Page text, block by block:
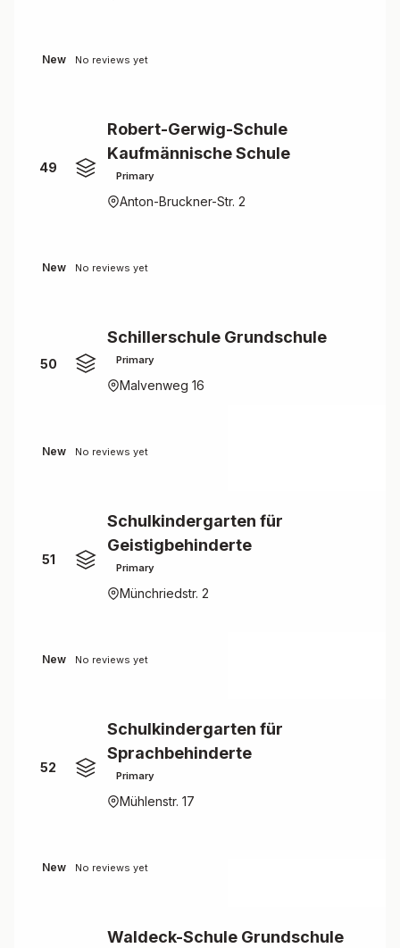
New No reviews yet
49
Robert-Gerwig-Schule
Kaufmännische Schule
Primary
Anton-Bruckner-Str. 2
New No reviews yet
50
Schillerschule Grundschule
Primary
Malvenweg 16
New No reviews yet
51
Schulkindergarten für
Geistigbehinderte
Primary
Münchriedstr. 2
New No reviews yet
52
Schulkindergarten für
Sprachbehinderte
Primary
Mühlenstr. 17
New No reviews yet
Waldeck-Schule Grundschule